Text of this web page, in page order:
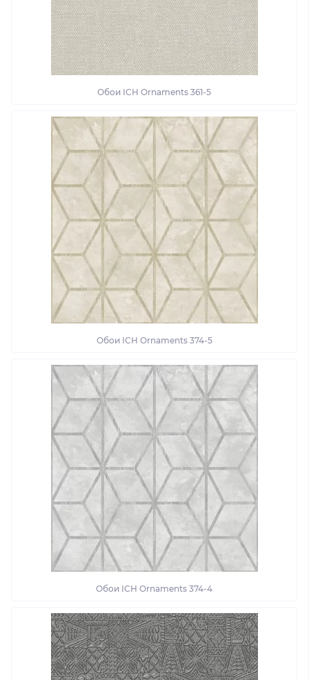
Обои ІСН Ornaments 361-5
Обои ІСН Ornaments 374-5
Обои ІСН Ornaments 374-4